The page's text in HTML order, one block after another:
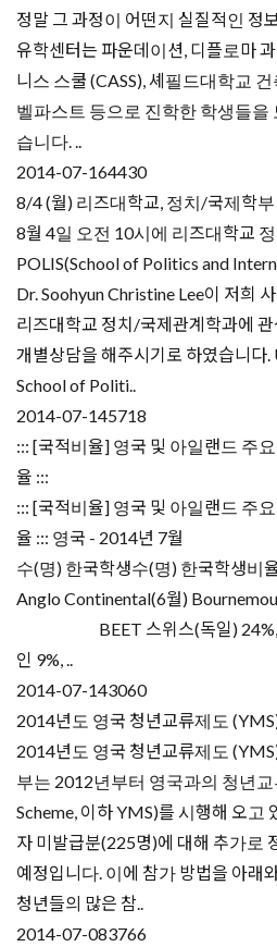
정말 그 과정이 어떤지 실질적인 정
유학센터는 파운데이션, 디플로마
니스 스쿨 (CASS), 셰필드대학교
벨파스트 등으로 진학한 학생들을
습니다. ..
2014-07-164430
8/4 (월) 리즈대학교, 정치/국제학
8월 4일 오전 10시에 리즈대학교
POLIS(School of Politics and
Dr. Soohyun Christine Lee이 저희
리즈대학교 정치/국제관계학과에
개별상담을 해주시기로 하였습니다
School of Politi..
2014-07-145718
::: [국적비율] 영국 및 아일랜드 주
율 :::
::: [국적비율] 영국 및 아일랜드 주
율 ::: 영국 - 2014년 7월
수(명) 한국학생수(명) 한국학생비
Anglo Continental(6월)
BEET 스위스(독일) 24%, 한
인 9%, ..
2014-07-143060
2014년도 영국 청년교류제도
2014년도 영국 청년교류제도
부는 2012년부터 영국과의 청년
Scheme, 이하 YMS)를 시행해 오고
자 미발급분(225명)에 대해 추가로
예정입니다. 이에 참가 방법을 아래
청년들의 많은 참..
2014-07-083766